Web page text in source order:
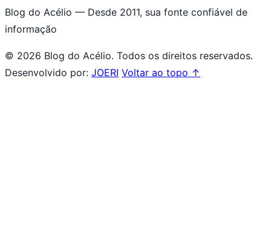
Blog do Acélio — Desde 2011, sua fonte confiável de
informação
© 2026 Blog do Acélio. Todos os direitos reservados.
Desenvolvido por: JOERI Voltar ao topo ↑